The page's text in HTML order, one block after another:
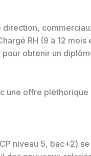
RH (9 à 12
obtenir un
une offre
niveau 5, bac+2)